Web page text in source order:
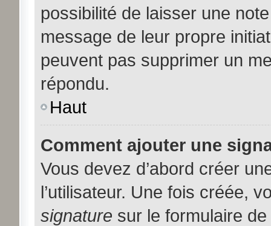
possibilité de laisser une
message de leur propre
peuvent pas supprimer un
répondu.
Haut
Comment ajouter une
Vous devez d’abord créer
l’utilisateur. Une fois créée,
signature sur le formulaire